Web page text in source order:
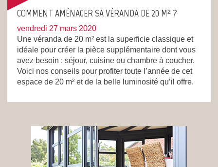
COMMENT AMÉNAGER SA VÉRANDA DE 20 M² ?
vendredi 27 mars 2020
Une véranda de 20 m² est la superficie classique et
idéale pour créer la pièce supplémentaire dont vous
avez besoin : séjour, cuisine ou chambre à coucher.
Voici nos conseils pour profiter toute l’année de cet
espace de 20 m² et de la belle luminosité qu’il offre.